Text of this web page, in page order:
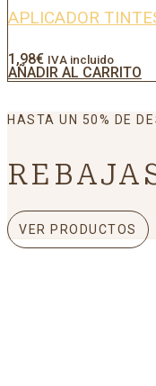
APLICADOR
1,98€ IVA incluido
AÑADIR AL CARRITO
HASTA UN 50% DE
VER PRODUCTOS